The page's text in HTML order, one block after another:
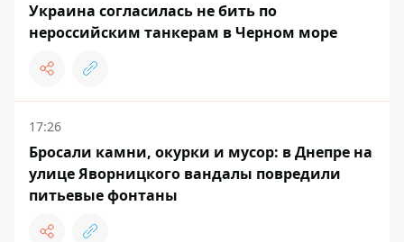
Украина согласилась не бить по
нероссийским танкерам в Черном море
17:26
Бросали камни, окурки и мусор: в Днепре на
улице Яворницкого вандалы повредили
питьевые фонтаны